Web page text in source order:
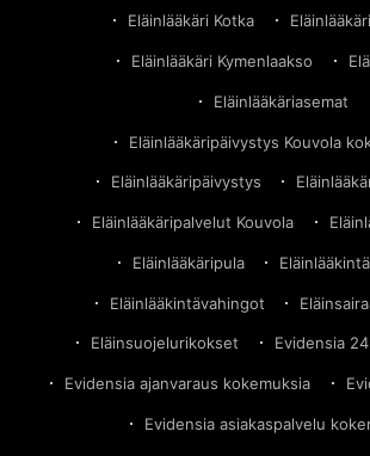
Eläinlääkäri Kotka
Eläinlääkäri Kymenlaakso
Eläinlääkäriasemat
Eläinlääkäripäivystys Kouvola
Eläinlääkäripäivystys
Eläinlääkäripalvelut Kouvola
Eläinlääkäripula
Eläinlääkintävahingot
Eläinsuojelurikokset Evidensia
Evidensia ajanvaraus kokemuksia
Evidensia asiakaspalvelu